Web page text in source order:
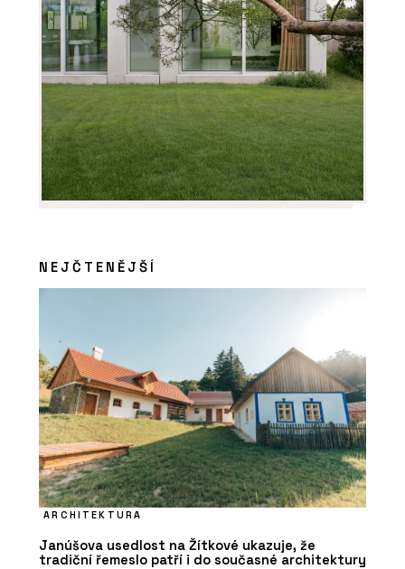
NEJČTENĚJŠÍ
ARCHITEKTURA
Janúšova usedlost na Žítkové ukazuje, že
tradiční řemeslo patří i do současné architektury